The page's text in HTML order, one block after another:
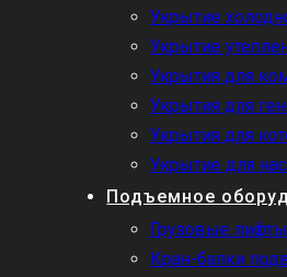
Укрытие
Укрытие
Укрытия для
Укрытия для
Укрытия для
Укрытие для
Подъемное
Грузовые лифты
Кран-балки